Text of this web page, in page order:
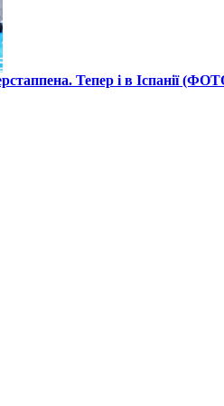
Тепер і в Іспанії